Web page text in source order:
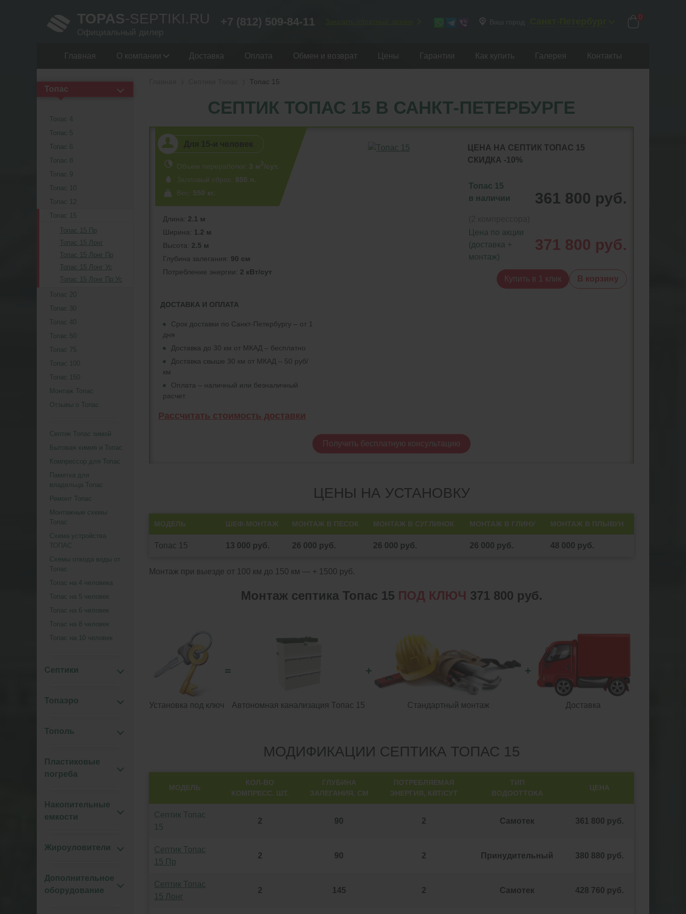
TOPAS-SEPTIKI.RU
Официальный дилер
+7 (812) 509-84-11 Ваш город
0
Главная О компании Доставка Оплата Обмен и возврат Цены Гарантии Как купить Галерея Контакты
Топас
Топас 4
Топас 5
Топас 6
Топас 8
Топас 9
Топас 10
Топас 12
Топас 15
Топас 15 Пр
Топас 15 Лонг
Топас 15 Лонг Пр
Топас 15 Лонг Ус
Топас 15 Лонг Пр Ус
Топас 20
Топас 30
Топас 40
Топас 50
Топас 75
Топас 100
Топас 150
Монтаж Топас
Отзывы о Топас
Септик Топас зимой
Бытовая химия и Топас
Компрессор для Топас
Памятка для
владельца Топас
Ремонт Топас
Монтажные схемы
Топас
Схема устройства
ТОПАС
Схемы отвода воды от
Топас
Топас на 4 человека
Топас на 5 человек
Топас на 6 человек
Топас на 8 человек
Топас на 10 человек
Септики
Топаэро
Тополь
Пластиковые
погреба
Накопительные
емкости
Жироуловители
Дополнительное
оборудование
Топас 15
СЕПТИК ТОПАС 15 В САНКТ-ПЕТЕРБУРГЕ
ЦЕНА НА СЕПТИК ТОПАС 15
СКИДКА -10%
Топас 15
в наличии
361 800 руб.
Цена по акции
(доставка +
монтаж)
371 800 руб.
Купить в 1 клик В корзину
Объем переработки: 3 м3/сут.
Залповый сброс: 850 л.
Вес: 550 кг.
Длина: 2.1 м
Ширина: 1.2 м
Высота: 2.5 м
Глубина залегания: 90 см
Потреблeние энергии: 2 кВт/сут
ДОСТАВКА И ОПЛАТА
Срок доставки по Санкт-Петербургу – от 1
дня
Доставка до 30 км от МКАД – бесплатно
Доставка свыше 30 км от МКАД – 50 руб/
км
Оплата – наличный или безналичный
расчет
Рассчитать стоимость доставки
Получить бесплатную консультацию
ЦЕНЫ НА УСТАНОВКУ
МОДЕЛЬ ШЕФ-МОНТАЖ МОНТАЖ В ПЕСОК МОНТАЖ В СУГЛИНОК МОНТАЖ В ГЛИНУ МОНТАЖ В ПЛЫВУН
Топас 15 13 000 руб. 26 000 руб. 26 000 руб. 26 000 руб. 48 000 руб.
Монтаж при выезде от 100 км до 150 км — + 1500 руб.
Монтаж септика Топас 15 ПОД КЛЮЧ 371 800 руб.
Установка под ключ
=
Автономная канализация Топас 15
+
Стандартный монтаж
+
Доставка
МОДИФИКАЦИИ СЕПТИКА ТОПАС 15
МОДЕЛЬ
КОЛ-ВО
КОМПРЕСС. ШТ.
ГЛУБИНА
ЗАЛЕГАНИЯ, СМ
ПОТРЕБЛЯЕМАЯ
ЭНЕРГИЯ, КВТ/СУТ
ТИП
ВОДООТТОКА
ЦЕНА
Септик Топас
15
2 90 2 Самотек 361 800 руб.
Септик Топас
15 Пр
2 90 2 Принудительный 380 880 руб.
Септик Топас
15 Лонг
2 145 2 Самотек 428 760 руб.